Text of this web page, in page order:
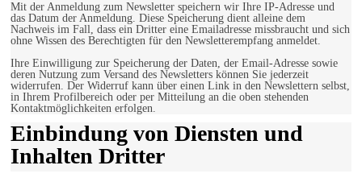
Mit der Anmeldung zum Newsletter speichern wir Ihre IP-Adresse und
das Datum der Anmeldung. Diese Speicherung dient alleine dem
Nachweis im Fall, dass ein Dritter eine Emailadresse missbraucht und sich
ohne Wissen des Berechtigten für den Newsletterempfang anmeldet.
Ihre Einwilligung zur Speicherung der Daten, der Email-Adresse sowie
deren Nutzung zum Versand des Newsletters können Sie jederzeit
widerrufen. Der Widerruf kann über einen Link in den Newslettern selbst,
in Ihrem Profilbereich oder per Mitteilung an die oben stehenden
Kontaktmöglichkeiten erfolgen.
Einbindung von Diensten und
Inhalten Dritter